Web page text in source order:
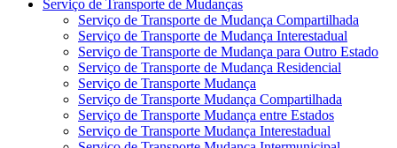
Serviço de Transporte de Mudanças
Serviço de Transporte de Mudança Compartilhada
Serviço de Transporte de Mudança Interestadual
Serviço de Transporte de Mudança para Outro Estado
Serviço de Transporte de Mudança Residencial
Serviço de Transporte Mudança
Serviço de Transporte Mudança Compartilhada
Serviço de Transporte Mudança entre Estados
Serviço de Transporte Mudança Interestadual